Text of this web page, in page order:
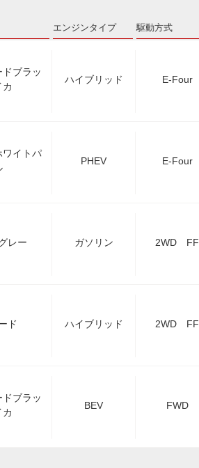
エンジンタイプ 駆動方式
ブラッ
カ
ハイブリッド E-Four
ワイトパ
PHEV E-Four
レー ガソリン 2WD FF
ド ハイブリッド 2WD FF
ブラッ
カ
BEV FWD